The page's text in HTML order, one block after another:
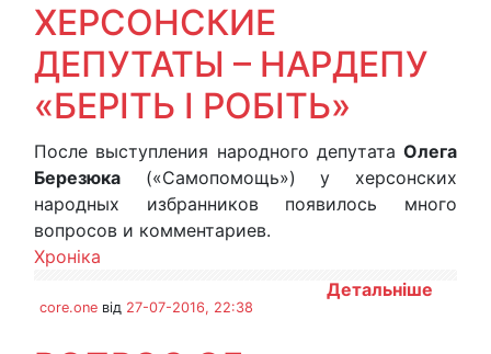
ХЕРСОНСКИЕ
ДЕПУТАТЫ – НАРДЕПУ
«БЕРІТЬ І РОБІТЬ»
После выступления народного депутата Олега
Березюка («Самопомощь») у херсонских
народных избранников появилось много
вопросов и комментариев.
Хроніка
Детальніше
core.one від 27-07-2016, 22:38